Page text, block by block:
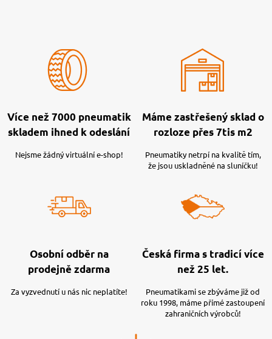
Více než 7000 pneumatik
skladem ihned k odeslání
Nejsme žádný virtuální e-shop!
Máme zastřešený sklad o
rozloze přes 7tis m2
Pneumatiky netrpí na kvalitě tím,
že jsou uskladněné na sluníčku!
Osobní odběr na
prodejně zdarma
Za vyzvednutí u nás nic neplatíte!
Česká firma s tradicí více
než 25 let.
Pneumatikami se zbýváme již od
roku 1998, máme přímé zastoupení
zahraničních výrobců!